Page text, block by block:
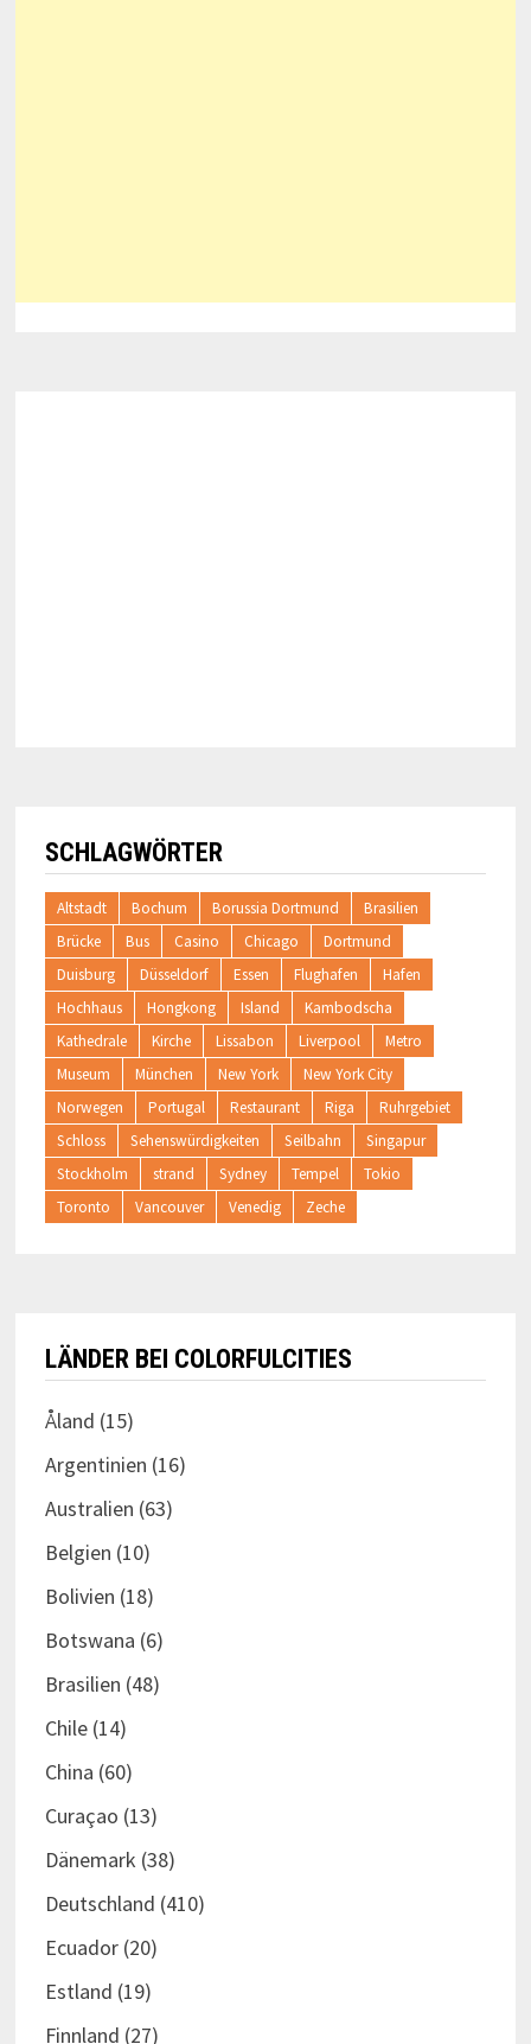
SCHLAGWÖRTER
Altstadt Bochum Borussia Dortmund
Brasilien
Brücke
Bus Casino Chicago
Dortmund
Duisburg
Düsseldorf Essen Flughafen
Hafen
Hochhaus
Hongkong Island
Kambodscha
Kathedrale
Kirche Lissabon Liverpool
Metro
Museum
München New York
New York City
Norwegen
Portugal Restaurant Riga
Ruhrgebiet
Schloss
Sehenswürdigkeiten Seilbahn
Singapur
Stockholm
strand Sydney Tempel
Tokio
Toronto
Vancouver Venedig Zeche
LÄNDER BEI COLORFULCITIES
Åland (15)
Argentinien (16)
Australien (63)
Belgien (10)
Bolivien (18)
Botswana (6)
Brasilien (48)
Chile(14)
China (60)
Curaçao (13)
Dänemark (38)
Deutschland (410)
Ecuador(20)
Estland (19)
Finnland (27)